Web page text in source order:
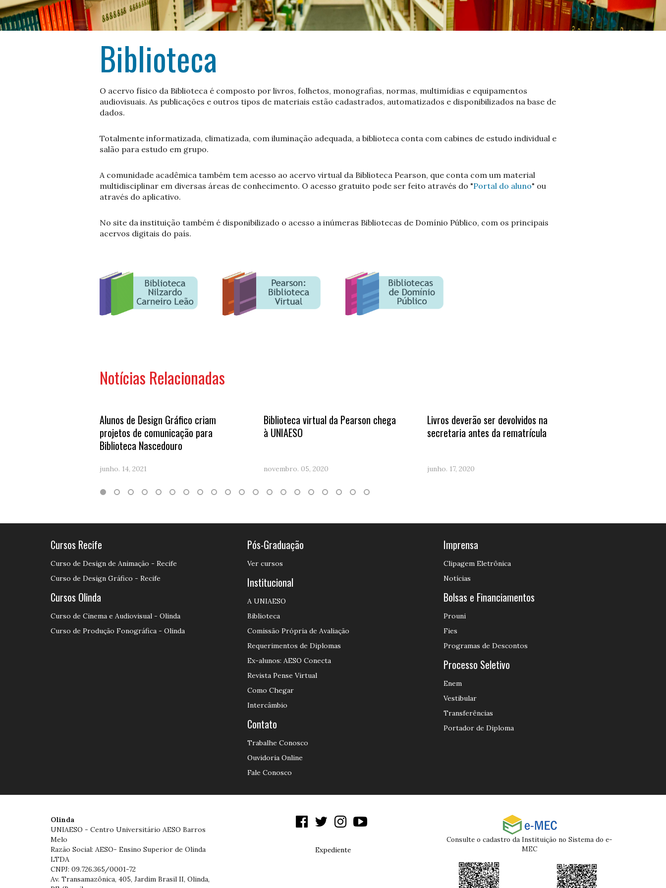
Biblioteca
O acervo físico da Biblioteca é composto por livros, folhetos, monografias, normas, multimídias e equipamentos
audiovisuais. As publicações e outros tipos de materiais estão cadastrados, automatizados e disponibilizados na base de
dados.
Totalmente informatizada, climatizada, com iluminação adequada, a biblioteca conta com cabines de estudo individual e
salão para estudo em grupo.
A comunidade acadêmica também tem acesso ao acervo virtual da Biblioteca Pearson, que conta com um material
multidisciplinar em diversas áreas de conhecimento. O acesso gratuito pode ser feito através do "Portal do aluno" ou
através do aplicativo.
No site da instituição também é disponibilizado o acesso a inúmeras Bibliotecas de Domínio Público, com os principais
acervos digitais do país.
Notícias Relacionadas
Alunos de Design Gráfico criam
projetos de comunicação para
Biblioteca Nascedouro
junho. 14, 2021
Biblioteca virtual da Pearson chega
à UNIAESO
novembro. 05, 2020
Livros deverão ser devolvidos na
secretaria antes da rematrícula
junho. 17, 2020
Cursos Recife
Curso de Design de Animação - Recife
Curso de Design Gráfico - Recife
Cursos Olinda
Curso de Cinema e Audiovisual - Olinda
Curso de Produção Fonográfica - Olinda
Pós-Graduação
Ver cursos
Institucional
A UNIAESO
Biblioteca
Comissão Própria de Avaliação
Requerimentos de Diplomas
Ex-alunos: AESO Conecta
Revista Pense Virtual
Como Chegar
Intercâmbio
Contato
Trabalhe Conosco
Ouvidoria Online
Fale Conosco
Imprensa
Clipagem Eletrônica
Notícias
Bolsas e Financiamentos
Prouni
Fies
Programas de Descontos
Processo Seletivo
Enem
Vestibular
Transferências
Portador de Diploma
Olinda
UNIAESO - Centro Universitário AESO Barros
Melo
Razão Social: AESO- Ensino Superior de Olinda
LTDA
CNPJ: 09.726.365/0001-72
Av. Transamazônica, 405, Jardim Brasil II, Olinda,
Expediente
Consulte o cadastro da Instituição no Sistema do e-
MEC